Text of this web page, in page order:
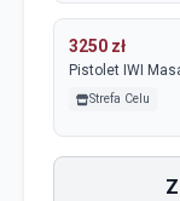
3250 zł
Pistolet IWI
Strefa Celu